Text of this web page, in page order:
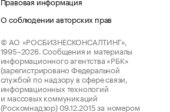
О соблюдении авторских прав
© АО «РОСБИЗНЕСКОНСАЛТИНГ»,
1995–2026. Сообщения и материалы
информационного агентства «РБК»
(зарегистрировано Федеральной
службой по надзору в сфере связи,
информационных технологий
и массовых коммуникаций
(Роскомнадзор) 09.12.2015 за номером